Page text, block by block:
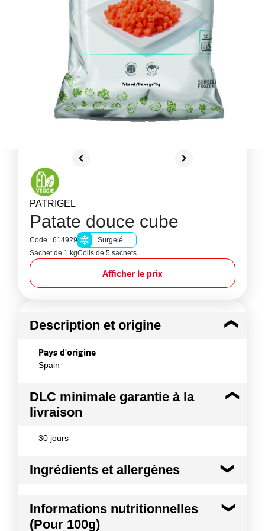
PATRIGEL
Patate douce cube
Code : 614929
Surgelé
Sachet de 1 kgColis de 5 sachets
Afficher le prix
Description et origine
Pays d'origine
Spain
DLC minimale garantie à la
livraison
30 jours
Ingrédients et allergènes
Patate douce 100% Origine Espagne
Informations nutritionnelles
(Pour 100g)